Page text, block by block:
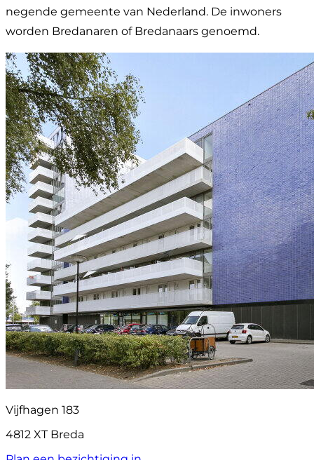
negende gemeente van Nederland. De inwoners
worden Bredanaren of Bredanaars genoemd.
Vijfhagen 183
4812 XT Breda